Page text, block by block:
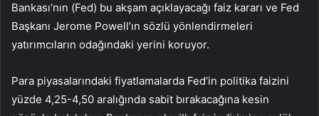
Bankası’nın (Fed) bu akşam açıklayacağı faiz kararı ve Fed
Başkanı Jerome Powell’ın sözlü yönlendirmeleri
yatırımcıların odağındaki yerini koruyor.
Para piyasalarındaki fiyatlamalarda Fed’in politika faizini
yüzde 4,25-4,50 aralığında sabit bırakacağına kesin